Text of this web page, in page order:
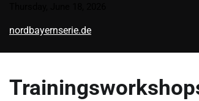
content
nordbayernserie.de